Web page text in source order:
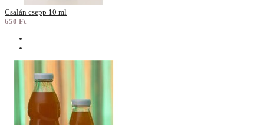
Csalán csepp 10 ml
650 Ft